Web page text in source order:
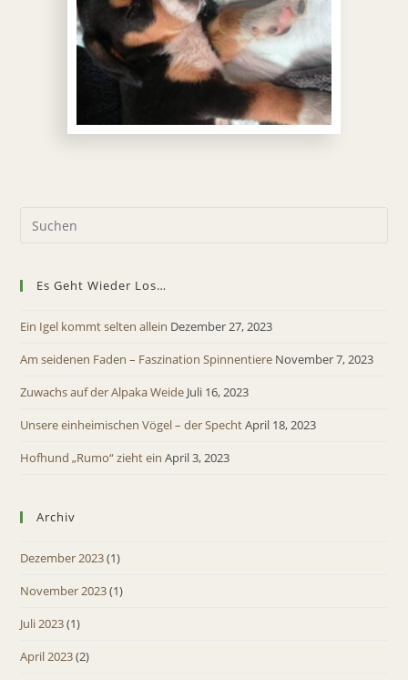
Es Geht Wieder Los…
Ein Igel kommt selten allein Dezember 27, 2023
Am seidenen Faden – Faszination Spinnentiere November 7, 2023
Zuwachs auf der Alpaka Weide Juli 16, 2023
Unsere einheimischen Vögel – der SpechtApril 18, 2023
Hofhund „Rumo“ zieht ein April 3, 2023
Archiv
Dezember 2023(1)
November 2023(1)
Juli 2023(1)
April 2023(2)